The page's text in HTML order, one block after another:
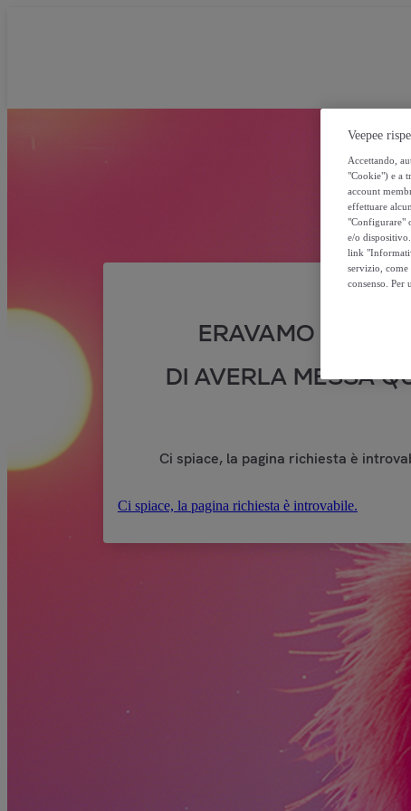
ERAVAMO SICURI
DI AVERLA MESSA
Ci spiace, la pagina richiesta è
Ci spiace, la pagina richiesta è introvabile.
Veepee
Accettando,
"Cookie") e a
account
effettuare
"Configurare"
e/o
link
servizio, come
consenso. Per